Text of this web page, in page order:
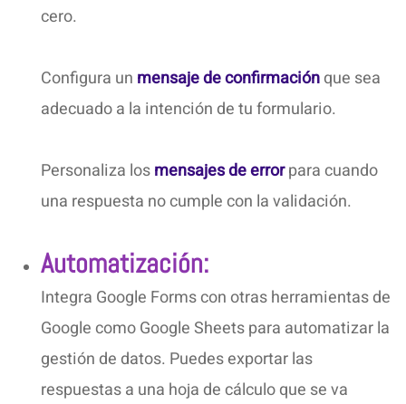
cero.
Configura un mensaje de confirmaciónque sea
adecuado a la intención de tu formulario.
Personaliza losmensajes de errorpara cuando
una respuesta no cumple con la validación.
Automatización:
Integra Google Forms con otras herramientas de
Google como Google Sheets para automatizar la
gestión de datos. Puedes exportar las
respuestas a una hoja de cálculo que se va